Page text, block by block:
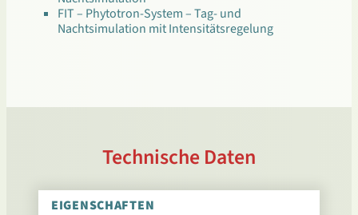
FIT – Phytotron-System – Tag- und
Nachtsimulation mit Intensitätsregelung
Technische Daten
EIGENSCHAFTEN